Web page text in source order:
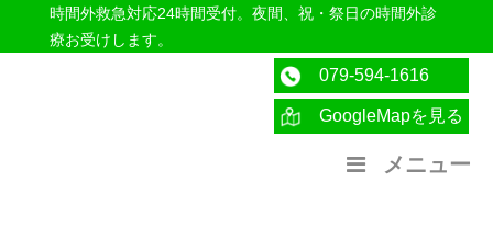
時間外救急対応24時間受付。夜間、祝・祭日の時間外診
療お受けします。
医療法人社団紀洋会 公式サイト
079-594-1616
GoogleMapを見る
メニュー